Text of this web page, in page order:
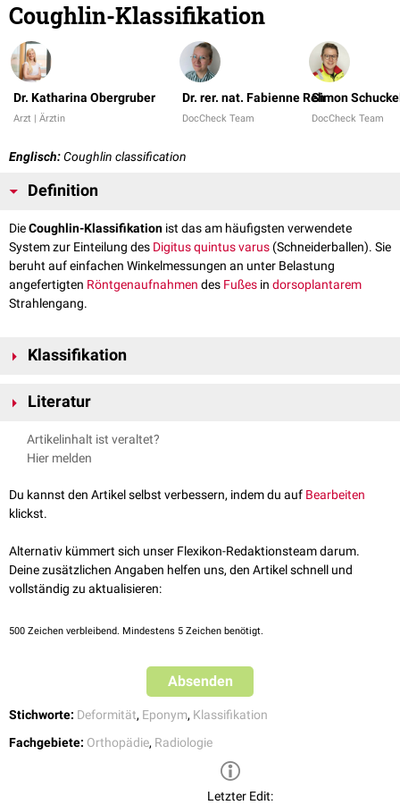
Coughlin-Klassifikation
Dr. Katharina Obergruber
Arzt | Ärztin
Dr. rer. nat. Fabienne Reh
DocCheck Team
Simon
DocCheck Team
Englisch:Coughlin classification
Definition
DieCoughlin-Klassifikation ist das am häufigsten verwendete
System zur Einteilung des Digitus quintus varus (Schneiderballen). Sie
beruht auf einfachen Winkelmessungen an unter Belastung
angefertigten Röntgenaufnahmen des Fußes in dorsoplantarem
Strahlengang.
Klassifikation
Typ Beschreibung
Verbreiterte lateraleOberfläche des
Köpfchens
II Irreguläre laterale Krümmung des distalen
Os metatarsale V
III Pathologisch
erhöhter Intermetatarsalwinkel zwischen Os
metatarsale 4 und 5 bei normalem lateralen Deviationswinkel
Literatur
Bell D, Knipe H. Coughlin classification.
Radiopaedia.org, https://doi.org/10.53347/rID-66214, zuletzt
Artikelinhalt ist veraltet?
Hier melden
Du kannst den Artikel selbst verbessern, indem du auf Bearbeiten
klickst.
Alternativ kümmert sich unser Flexikon-Redaktionsteam darum.
Deine zusätzlichen Angaben helfen uns, den Artikel schnell und
vollständig zu aktualisieren:
500 Zeichen verbleibend. Mindestens 5 Zeichen benötigt.
Absenden
Stichworte: Deformität, Eponym, Klassifikation
Fachgebiete: Orthopädie, Radiologie
Letzter Edit: